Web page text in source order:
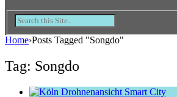
Home›Posts Tagged "Songdo"
Tag: Songdo